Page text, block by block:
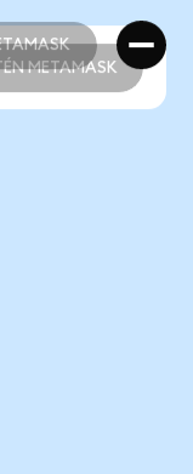
METAMASK